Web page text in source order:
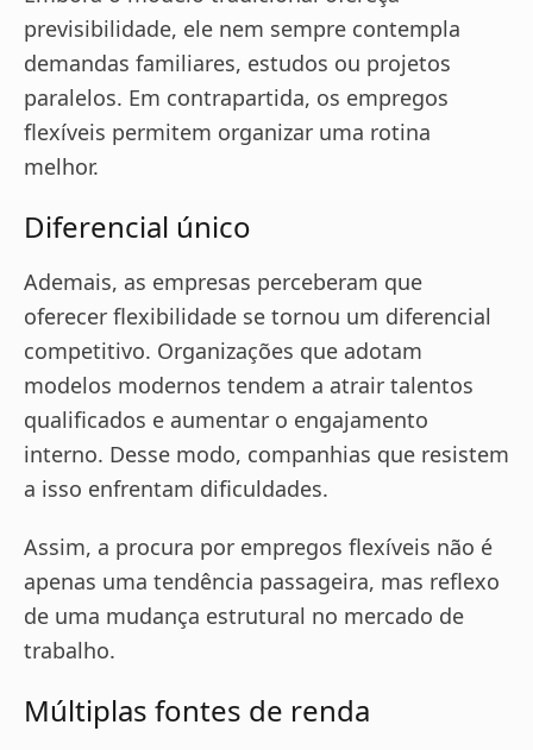
previsibilidade, ele nem sempre contempla
demandas familiares, estudos ou projetos
paralelos. Em contrapartida, os empregos
flexíveis permitem organizar uma rotina
melhor.
Diferencial único
Ademais, as empresas perceberam que
oferecer flexibilidade se tornou um diferencial
competitivo. Organizações que adotam
modelos modernos tendem a atrair talentos
qualificados e aumentar o engajamento
interno. Desse modo, companhias que resistem
a isso enfrentam dificuldades.
Assim, a procura por empregos flexíveis não é
apenas uma tendência passageira, mas reflexo
de uma mudança estrutural no mercado de
trabalho.
Múltiplas fontes de renda